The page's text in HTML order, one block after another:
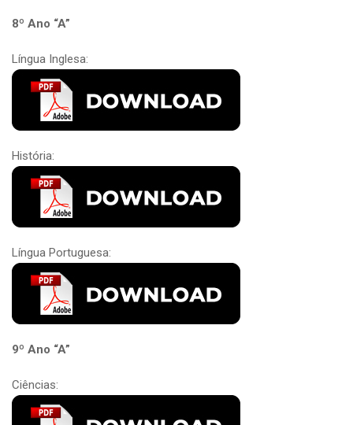
8º Ano “A”
Língua Inglesa:
História:
Língua Portuguesa:
9º Ano “A”
Ciências: